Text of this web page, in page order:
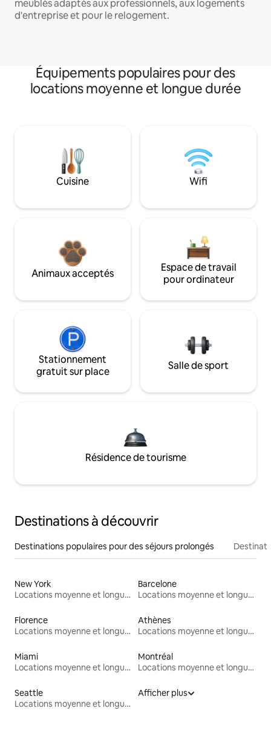
meublés adaptés aux professionnels, aux logements
d'entreprise et pour le relogement.
Équipements populaires pour des
locations moyenne et longue durée
Cuisine Wifi
Animaux acceptés
Espace de travail
pour ordinateur
Stationnement
gratuit sur place
Salle de sport
Résidence de tourisme
Destinations à découvrir
Destinations populaires pour des séjours prolongés
New York
Locations moyenne et longue durée
Barcelone
Locations moyenne et longue durée
Florence
Locations moyenne et longue durée
Athènes
Locations moyenne et longue durée
Miami
Locations moyenne et longue durée
Montréal
Locations moyenne et longue durée
Seattle
Locations moyenne et longue durée
Afficher plus